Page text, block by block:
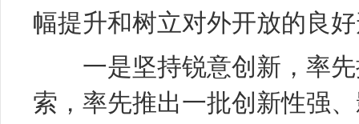
幅提升和树立对外开放的良
一是坚持锐意创新，率先
索，率先推出一批创新性强